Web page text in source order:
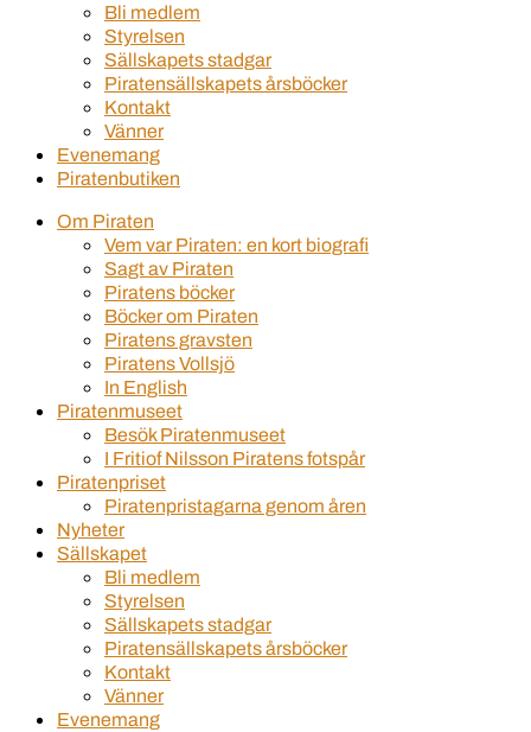
Bli medlem
Styrelsen
Sällskapets stadgar
Piratensällskapets årsböcker
Kontakt
Vänner
Evenemang
Piratenbutiken
Om Piraten
Vem var Piraten: en kort biografi
Sagt av Piraten
Piratens böcker
Böcker om Piraten
Piratens gravsten
Piratens Vollsjö
In English
Piratenmuseet
Besök Piratenmuseet
I Fritiof Nilsson Piratens fotspår
Piratenpriset
Piratenpristagarna genom åren
Nyheter
Sällskapet
Bli medlem
Styrelsen
Sällskapets stadgar
Piratensällskapets årsböcker
Kontakt
Vänner
Evenemang